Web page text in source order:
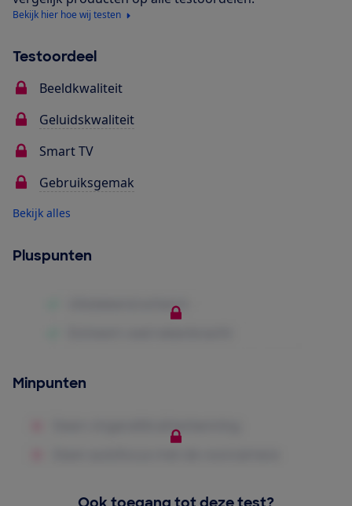
Bekijk hier hoe wij testen
Testoordeel
Beeldkwaliteit
Geluidskwaliteit
Smart TV
Gebruiksgemak
Bekijk alles
Pluspunten
Minpunten